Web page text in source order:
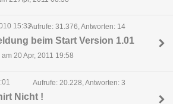
15:33Aufrufe: 31.376, Antworten: 14
beim Start Version 1.01
20 Apr, 2011 19:58
Aufrufe: 20.228, Antworten: 3
Nicht !